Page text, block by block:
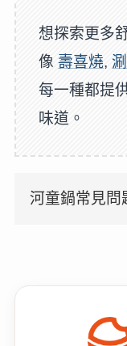
想探索更多
像壽喜燒,
每一種都提
味道。
河童鍋常見問